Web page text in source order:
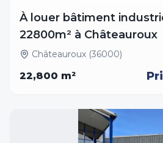
À louer bâtiment
22800m² à Châteauroux
Châteauroux (36000)
22,800 m²